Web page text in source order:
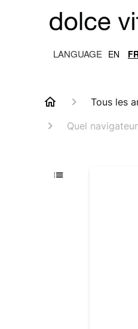
EN
Tous les
Quel